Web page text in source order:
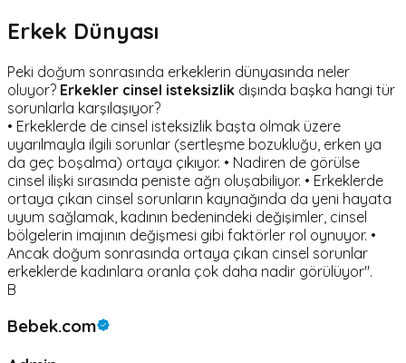
Erkek Dünyası
Peki doğum sonrasında erkeklerin dünyasında neler
oluyor? Erkekler cinsel isteksizlik dışında başka hangi tür
sorunlarla karşılaşıyor?
• Erkeklerde de cinsel isteksizlik başta olmak üzere
uyarılmayla ilgili sorunlar (sertleşme bozukluğu, erken ya
da geç boşalma) ortaya çıkıyor. • Nadiren de görülse
cinsel ilişki sırasında peniste ağrı oluşabiliyor. • Erkeklerde
ortaya çıkan cinsel sorunların kaynağında da yeni hayata
uyum sağlamak, kadının bedenindeki değişimler, cinsel
bölgelerin imajının değişmesi gibi faktörler rol oynuyor. •
Ancak doğum sonrasında ortaya çıkan cinsel sorunlar
erkeklerde kadınlara oranla çok daha nadir görülüyor".
B
Bebek.com